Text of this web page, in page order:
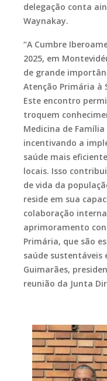
delegação conta
Waynakay.
“A Cumbre
2025, em
de grande
Atenção Primária à
Este encontro
troquem
Medicina de
incentivando a
saúde mais
locais. Isso
de vida da
reside em sua
colaboração
aprimoramento
Primária, que são
saúde sustentáveis
Guimarães,
reunião da Junta